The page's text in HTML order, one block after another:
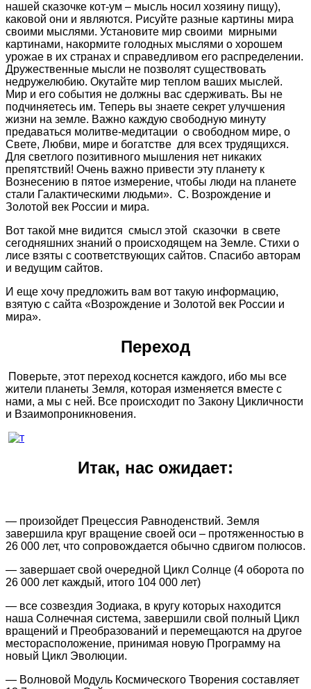
нашей сказочке кот-ум – мысль носил хозяину пищу),
каковой они и являются. Рисуйте разные картины мира
своими мыслями. Установите мир своими мирными
картинами, накормите голодных мыслями о хорошем
урожае в их странах и справедливом его распределении.
Дружественные мысли не позволят существовать
недружелюбию. Окутайте мир теплом ваших мыслей.
Мир и его события не должны вас сдерживать. Вы не
подчиняетесь им. Теперь вы знаете секрет улучшения
жизни на земле. Важно каждую свободную минуту
предаваться молитве-медитации о свободном мире, о
Свете, Любви, мире и богатстве для всех трудящихся.
Для светлого позитивного мышления нет никаких
препятствий! Очень важно привести эту планету к
Вознесению в пятое измерение, чтобы люди на планете
стали Галактическими людьми». С. Возрождение и
Золотой век России и мира.
Вот такой мне видится смысл этой сказочки в свете
сегодняшних знаний о происходящем на Земле. Стихи о
лисе взяты с соответствующих сайтов. Спасибо авторам
и ведущим сайтов.
И еще хочу предложить вам вот такую информацию,
взятую с сайта «Возрождение и Золотой век России и
мира».
Переход
Поверьте, этот переход коснется каждого, ибо мы все
жители планеты Земля, которая изменяется вместе с
нами, а мы с ней. Все происходит по Закону Цикличности
и Взаимопроникновения.
Итак, нас ожидает:
— произойдет Прецессия Равноденствий. Земля
завершила круг вращение своей оси – протяженностью в
26 000 лет, что сопровождается обычно сдвигом полюсов.
— завершает свой очередной Цикл Солнце (4 оборота по
26 000 лет каждый, итого 104 000 лет)
— все созвездия Зодиака, в кругу которых находится
наша Солнечная система, завершили свой полный Цикл
вращений и Преобразований и перемещаются на другое
месторасположение, принимая новую Программу на
новый Цикл Эволюции.
— Волновой Модуль Космического Творения составляет